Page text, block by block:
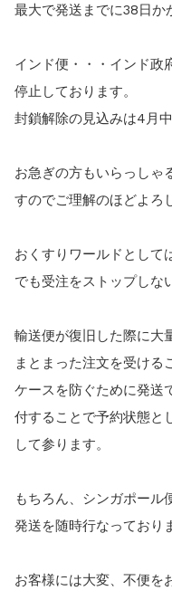
最大で発送までに38日か
インド便・・・インド政
停止しております。
封鎖解除の見込みは4月
お急ぎの方もいらっしゃ
すのでご理解のほどよろ
おくすりワールドとして
でも受注をストップしな
輸送便が復旧した際に大
まとまった注文を受ける
ケースを防ぐために発送
付することで予約状態と
して参ります。
もちろん、シンガポール
発送を随時行なっており
お客様には大変、不便を